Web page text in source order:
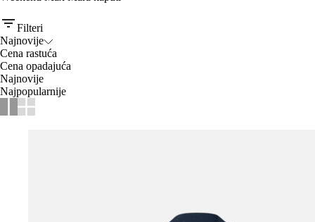
Filteri
Najnovije
Cena rastuća
Cena opadajuća
Najnovije
Najpopularnije